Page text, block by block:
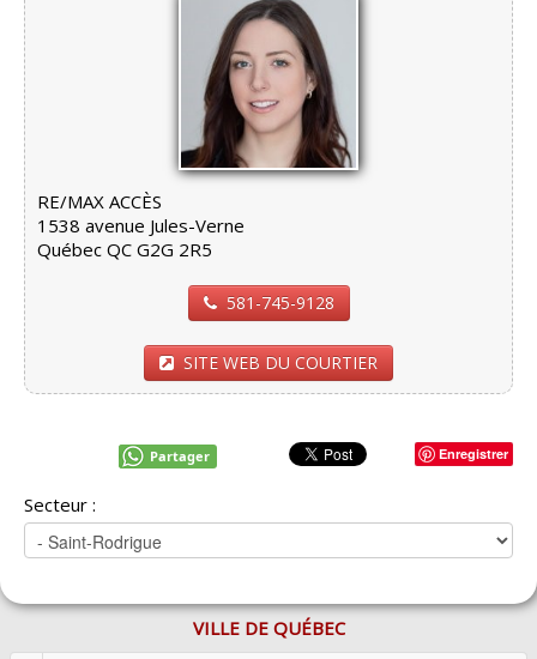
RE/MAX ACCÈS
1538 avenue Jules-Verne
Québec QC G2G 2R5
581-745-9128
SITE WEB DU COURTIER
Enregistrer
Partager
Secteur :
VILLE DE QUÉBEC